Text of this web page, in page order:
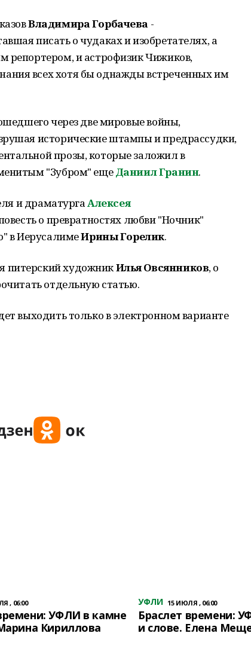
Владимира Горбачева -
писать о чудаках и изобретателях, а
репортером, и астрофизик Чижиков,
всех хотя бы однажды встреченных им
через две мировые войны,
исторические штампы и предрассудки,
прозы, которые заложил в
"Зубром" ещеДаниил Гранин.
и драматургаАлексея
о превратностях любви "Ночник"
в ИерусалимеИрины Горелик.
питерский художникИлья Овсянников, о
отдельную статью.
выходить только в электронном варианте
, 06:00
УФЛИ в камне
Кириллова
УФЛИ 15 ИЮЛЯ , 06:00
Браслет времени:
и слове. Елена